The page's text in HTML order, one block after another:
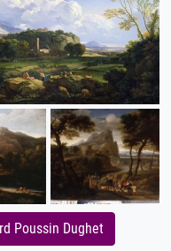
Poussin Dughet